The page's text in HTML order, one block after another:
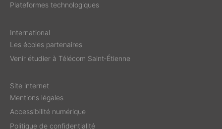
Plateformes technologiques
International
Les écoles partenaires
Venir étudier à Télécom Saint‑Étienne
Site internet
Mentions légales
Accessibilité numérique
Politique de confidentialité